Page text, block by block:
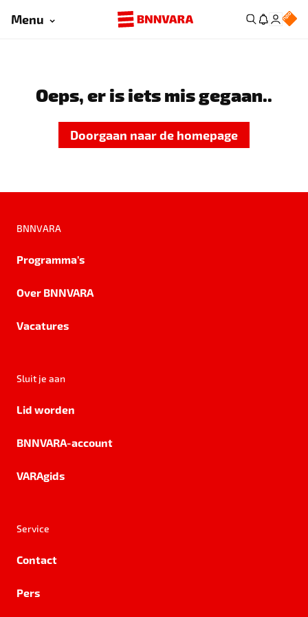
Menu
Oeps, er is iets mis gegaan..
Doorgaan naar de homepage
BNNVARA
Programma's
Over BNNVARA
Vacatures
Sluit je aan
Lid worden
BNNVARA-account
VARAgids
Service
Contact
Pers